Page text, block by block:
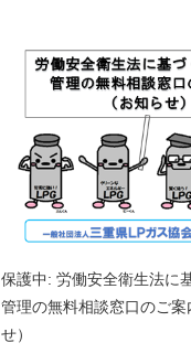
保護中: 労働安全衛生法に
管理の無料相談窓口のご案
せ）